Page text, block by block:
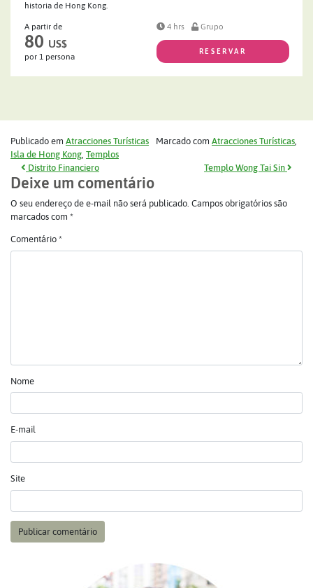
historia de Hong Kong.
A partir de
80 US$
por 1 persona
4 hrs Grupo
RESERVAR
Publicado em Atracciones Turísticas Marcado com Atracciones Turísticas
Isla de Hong Kong Templos
Navegação de post
Distrito Financiero Templo Wong Tai Sin
Deixe um comentário
O seu endereço de e-mail não será publicado. Campos obrigatórios são
marcados com *
Comentário *
Nome
E-mail
Site